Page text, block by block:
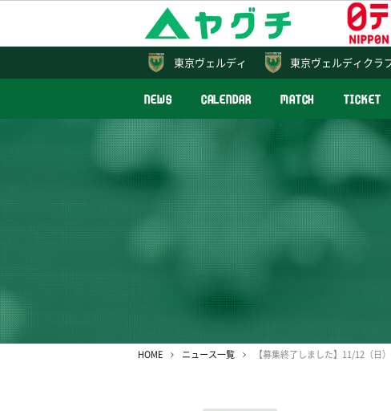
東京ヴェルディクラ
NEWS CALENDAR MATCH TICKET
東京ヴェルディ
HOME ニュース一覧